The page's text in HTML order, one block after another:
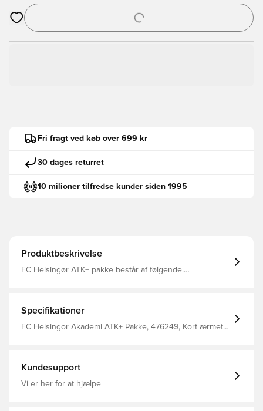
Åbner en Modal til at logge ind eller tilmelde dig som medlem
Fri fragt ved køb over 699 kr
30 dages returret
10 milioner tilfredse kunder siden 1995
Produktbeskrivelse
FC Helsingør ATK+ pakke består af følgende.
Specifikationer
FC Helsingor Akademi ATK+ Pakke, 476249, Kort ærmet,
Kundesupport
Vi er her for at hjælpe